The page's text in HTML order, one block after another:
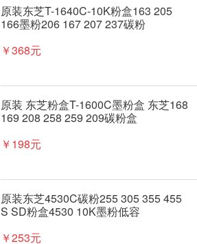
原装东芝T-1640C-10K粉盒163 205
166墨粉206 167 207 237碳粉
￥368元
原装 东芝粉盒T-1600C墨粉盒 东芝168
169 208 258 259 209碳粉盒
￥198元
原装东芝4530C碳粉255 305 355 455
S SD粉盒4530 10K墨粉低容
￥253元